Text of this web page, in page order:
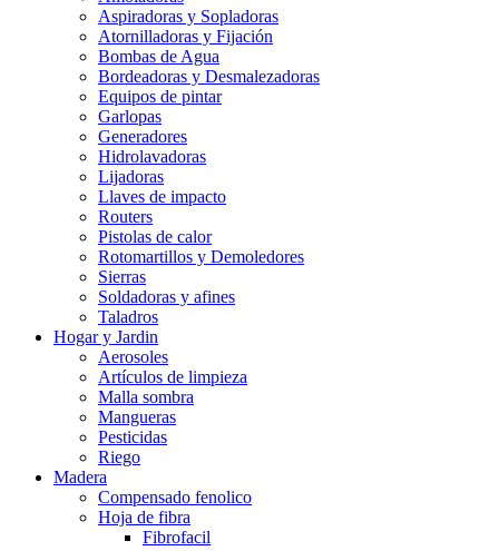
Aspiradoras y Sopladoras
Atornilladoras y Fijación
Bombas de Agua
Bordeadoras y Desmalezadoras
Equipos de pintar
Garlopas
Generadores
Hidrolavadoras
Lijadoras
Llaves de impacto
Routers
Pistolas de calor
Rotomartillos y Demoledores
Sierras
Soldadoras y afines
Taladros
Hogar y Jardin
Aerosoles
Artículos de limpieza
Malla sombra
Mangueras
Pesticidas
Riego
Madera
Compensado fenolico
Hoja de fibra
Fibrofacil